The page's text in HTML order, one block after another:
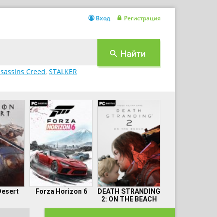
Creed, STALKER
Вход Регистрация
Forza Horizon 6
DEATH STRANDING
2: ON THE BEACH